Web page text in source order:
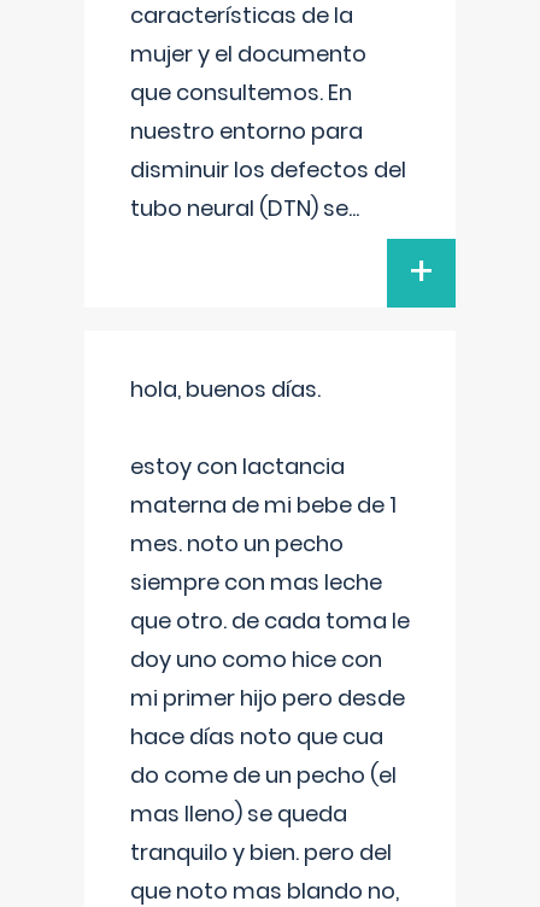
características de la
mujer y el documento
que consultemos. En
nuestro entorno para
disminuir los defectos del
tubo neural (DTN) se...
+
hola, buenos días.
estoy con lactancia
materna de mi bebe de 1
mes. noto un pecho
siempre con mas leche
que otro. de cada toma le
doy uno como hice con
mi primer hijo pero desde
hace días noto que cua
do come de un pecho (el
mas lleno) se queda
tranquilo y bien. pero del
que noto mas blando no,